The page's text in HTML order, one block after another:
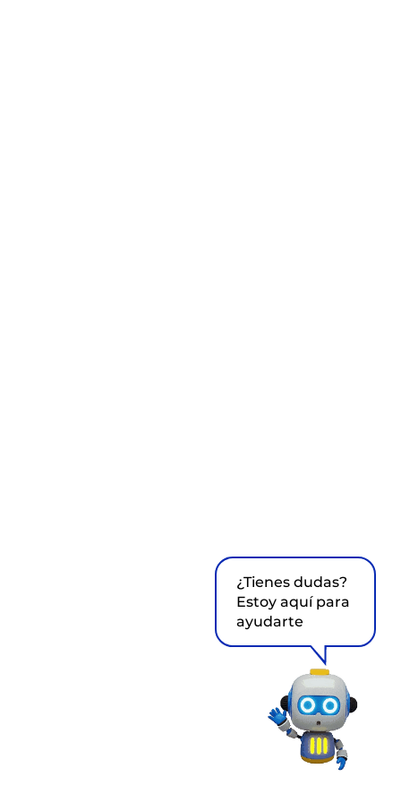
¿Tienes dudas?
Estoy aquí para
ayudarte